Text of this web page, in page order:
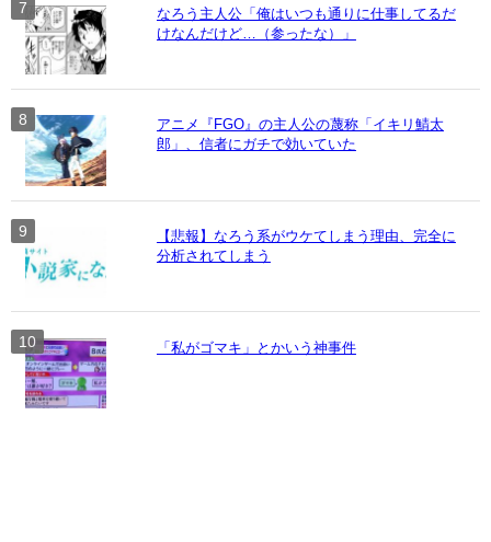
なろう主人公「俺はいつも通りに仕事してるだ
けなんだけど…（参ったな）」
アニメ『FGO』の主人公の蔑称「イキリ鯖太
郎」、信者にガチで効いていた
【悲報】なろう系がウケてしまう理由、完全に
分析されてしまう
「私がゴマキ」とかいう神事件